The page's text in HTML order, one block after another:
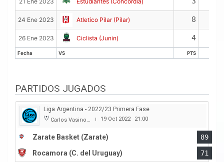
Fecha VS PTS
24 Ene 2023 Atletico Pilar (Pilar) 8
26 Ene 2023 Ciclista (Junin) 4
Fecha VS PTS
PARTIDOS JUGADOS
Liga Argentina - 2022/23 Primera Fase
Carlos Vasino (Club Atl. Parana) | 19 Oct 2022 21:00
Zarate Basket (Zarate)
89
Rocamora (C. del Uruguay)
71